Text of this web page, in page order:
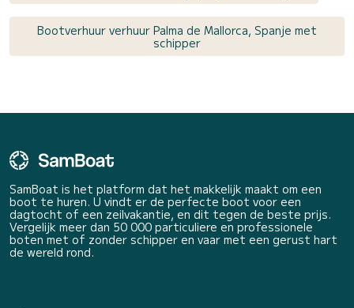
Bootverhuur verhuur Palma de Mallorca, Spanje met
schipper
SamBoat is het platform dat het makkelijk maakt om een
boot te huren. U vindt er de perfecte boot voor een
dagtocht of een zeilvakantie, en dit tegen de beste prijs.
Vergelijk meer dan 50 000 particuliere en professionele
boten met of zonder schipper en vaar met een gerust hart
de wereld rond.